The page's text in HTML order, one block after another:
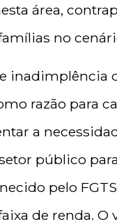
área,
no
inadimplência
razão para
a
público
pelo
de renda.